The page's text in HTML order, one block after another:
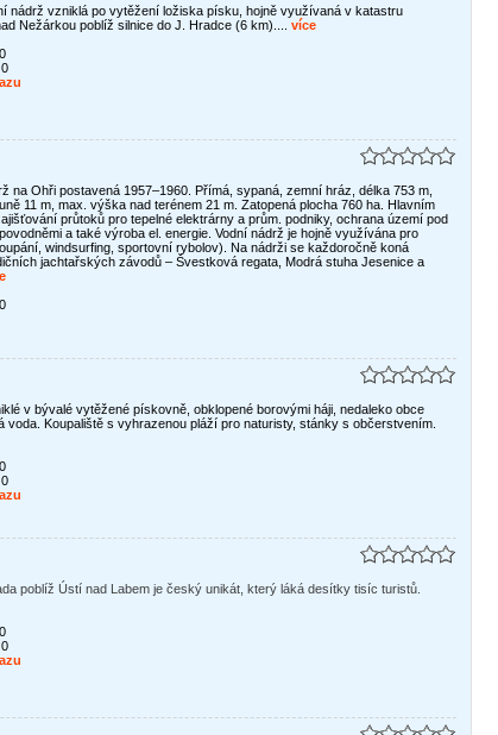
nádrž vzniklá po vytěžení ložiska písku, hojně využívaná v katastru
Nežárkou poblíž silnice do J. Hradce (6 km)....
více
0
na Ohři postavená 1957–1960. Přímá, sypaná, zemní hráz, délka 753 m,
11 m, max. výška nad terénem 21 m. Zatopená plocha 760 ha. Hlavním
průtoků pro tepelné elektrárny a prům. podniky, ochrana území pod
a také výroba el. energie. Vodní nádrž je hojně využívána pro
windsurfing, sportovní rybolov). Na nádrži se každoročně koná
jachtařských závodů – Švestková regata, Modrá stuha Jesenice a
v bývalé vytěžené pískovně, obklopené borovými háji, nedaleko obce
voda. Koupaliště s vyhrazenou pláží pro naturisty, stánky s občerstvením.
0
poblíž Ústí nad Labem je český unikát, který láká desítky tisíc turistů.
0